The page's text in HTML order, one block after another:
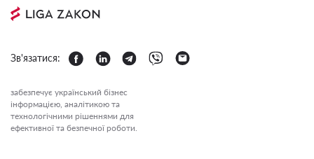
Зв'язатися:
забезпечує український бізнес
інформацією, аналітикою та
технологічними рішеннями для
ефективної та безпечної роботи.